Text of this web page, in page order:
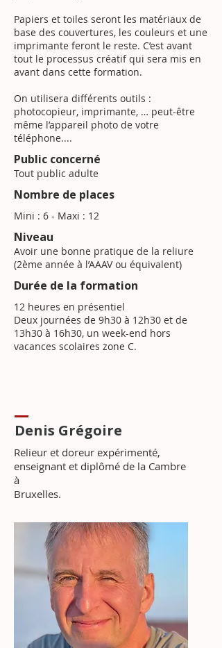
Papiers et toiles seront les matériaux de
base des couvertures, les couleurs et une
imprimante feront le reste. C’est avant
tout le processus créatif qui sera mis en
avant dans cette formation.
On utilisera différents outils :
photocopieur, imprimante, … peut-être
même l’appareil photo de votre
téléphone....
Public concerné
Tout public adulte
Nombre de places
Mini : 6 - Maxi : 12
Niveau
Avoir une bonne pratique de la reliure
(2ème année à l’AAAV ou équivalent)
Durée de la formation
12 heures en présentiel
Deux journées de 9h30 à 12h30 et de
13h30 à 16h30, un week-end hors
vacances scolaires zone C.
Denis Grégoire
Relieur et doreur expérimenté,
enseignant et diplômé de la Cambre
à
Bruxelles.